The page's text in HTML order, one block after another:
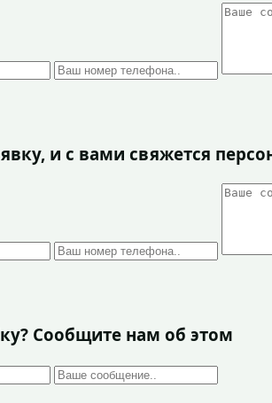
и с вами свяжется
Сообщите нам об этом